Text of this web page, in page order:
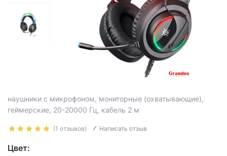
наушники с микрофоном, мониторные (охватывающие),
геймерские, 20-20000 Гц, кабель 2 м
(1 отзывов) Написать отзыв
Цвет: